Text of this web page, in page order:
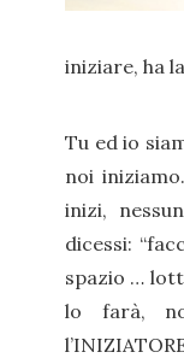
iniziare, ha
Tu ed io
noi
inizi,
dicessi:
spazio …
lo farà,